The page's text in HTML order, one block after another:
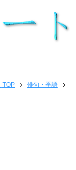
TOP
俳句・季語